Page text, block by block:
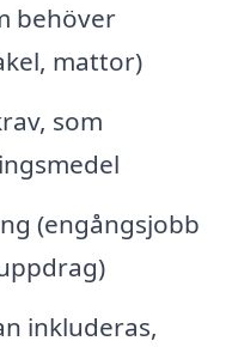
behöver
mattor)
som
(engångsjobb
inkluderas,